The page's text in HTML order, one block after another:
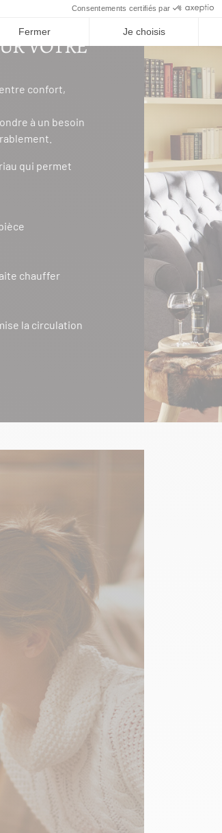
VOTRE
confort,
à un besoin
qui permet
chauffer
la circulation